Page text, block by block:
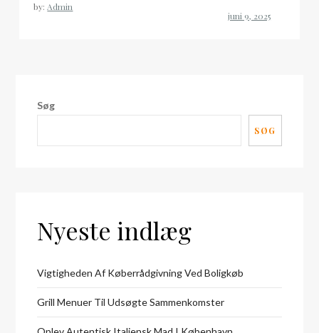
by: Admin
Søg
SØG
Nyeste indlæg
Vigtigheden Af Køberrådgivning Ved Boligkøb
Grill Menuer Til Udsøgte Sammenkomster